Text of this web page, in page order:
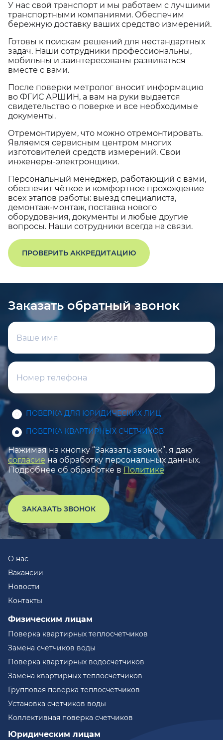
У нас свой транспорт и мы работаем с лучшими
транспортными компаниями. Обеспечим
бережную доставку ваших средство измерений.
Готовы к поискам решений для нестандартных
задач. Наши сотрудники профессиональны,
мобильны и заинтересованы развиваться
вместе с вами.
После поверки метролог вносит информацию
во ФГИС АРШИН, а вам на руки выдается
свидетельство о поверке и все необходимые
документы.
Отремонтируем, что можно отремонтировать.
Являемся сервисным центром многих
изготовителей средств измерений. Свои
инженеры-электронщики.
Персональный менеджер, работающий с вами,
обеспечит чёткое и комфортное прохождение
всех этапов работы: выезд специалиста,
демонтаж-монтаж, поставка нового
оборудования, документы и любые другие
вопросы. Наши сотрудники всегда на связи.
ПРОВЕРИТЬ АККРЕДИТАЦИЮ
Заказать обратный звонок
ПОВЕРКА ДЛЯ ЮРИДИЧЕСКИХ ЛИЦ
ПОВЕРКА КВАРТИРНЫХ СЧЕТЧИКОВ
Нажимая на кнопку “Заказать звонок”, я даю
согласие на обработку персональных данных.
Подробнее об обработке в Политике
ЗАКАЗАТЬ ЗВОНОК
О нас
Вакансии
Новости
Контакты
Физическим лицам
Поверка квартирных теплосчетчиков
Замена счетчиков воды
Поверка квартирных водосчетчиков
Замена квартирных теплосчетчиков
Групповая поверка теплосчетчиков
Установка счетчиков воды
Коллективная поверка счетчиков
Юридическим лицам